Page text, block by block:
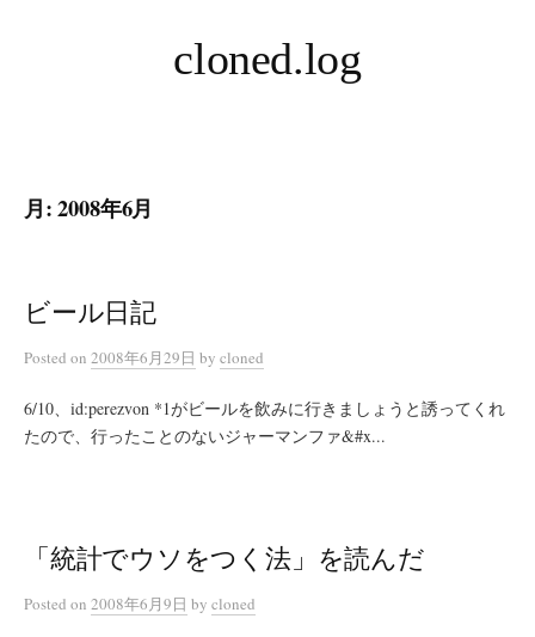
ス
プ
cloned.log
月:2008年6月
ビール日記
Posted on 2008年6月29日 by cloned
6/10、id:perezvon *1がビールを飲みに行きましょうと誘ってくれ
たので、行ったことのないジャーマンファ&#x...
「統計でウソをつく法」を読んだ
Posted on 2008年6月9日 by cloned